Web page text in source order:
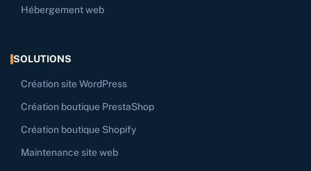
Hébergement web
SOLUTIONS
Création site WordPress
Création boutique PrestaShop
Création boutique Shopify
Maintenance site web